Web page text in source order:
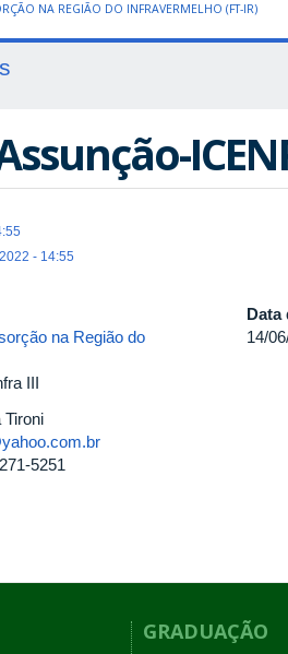
NA REGIÃO DO INFRAVERMELHO (FT-IR)
- 14:55
na Região do
III
Tironi
5251
Data
14/
GRADUAÇÃO